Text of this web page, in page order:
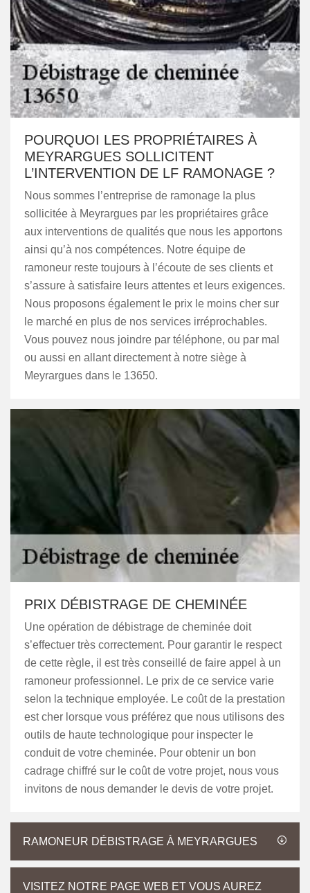
POURQUOI LES PROPRIÉTAIRES À
MEYRARGUES SOLLICITENT
L’INTERVENTION DE LF RAMONAGE ?
Nous sommes l’entreprise de ramonage la plus
sollicitée à Meyrargues par les propriétaires grâce
aux interventions de qualités que nous les apportons
ainsi qu’à nos compétences. Notre équipe de
ramoneur reste toujours à l’écoute de ses clients et
s’assure à satisfaire leurs attentes et leurs exigences.
Nous proposons également le prix le moins cher sur
le marché en plus de nos services irréprochables.
Vous pouvez nous joindre par téléphone, ou par mal
ou aussi en allant directement à notre siège à
Meyrargues dans le 13650.
PRIX DÉBISTRAGE DE CHEMINÉE
Une opération de débistrage de cheminée doit
s’effectuer très correctement. Pour garantir le respect
de cette règle, il est très conseillé de faire appel à un
ramoneur professionnel. Le prix de ce service varie
selon la technique employée. Le coût de la prestation
est cher lorsque vous préférez que nous utilisons des
outils de haute technologique pour inspecter le
conduit de votre cheminée. Pour obtenir un bon
cadrage chiffré sur le coût de votre projet, nous vous
invitons de nous demander le devis de votre projet.
RAMONEUR DÉBISTRAGE À MEYRARGUES
VISITEZ NOTRE PAGE WEB ET VOUS AUREZ